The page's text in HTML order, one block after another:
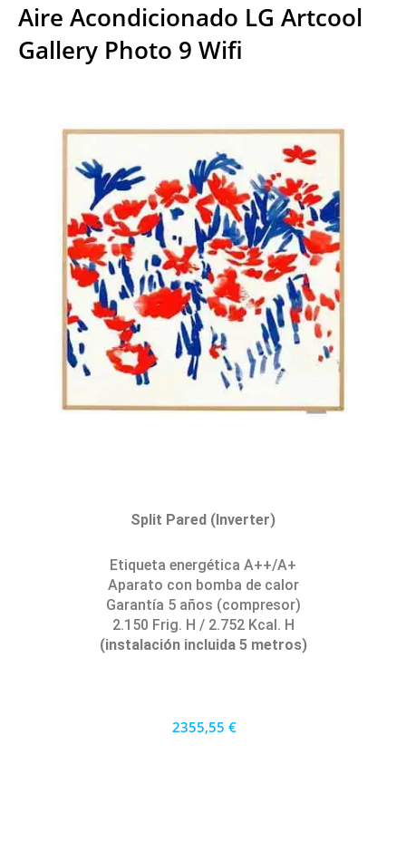
Aire Acondicionado LG Artcool
Gallery Photo 9 Wifi
Split Pared (Inverter)
Etiqueta energética A++/A+
Aparato con bomba de calor
Garantía 5 años (compresor)
2.150 Frig. H / 2.752 Kcal. H
(instalación incluida 5 metros)
2355,55 €